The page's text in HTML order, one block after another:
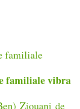
familiale vibra